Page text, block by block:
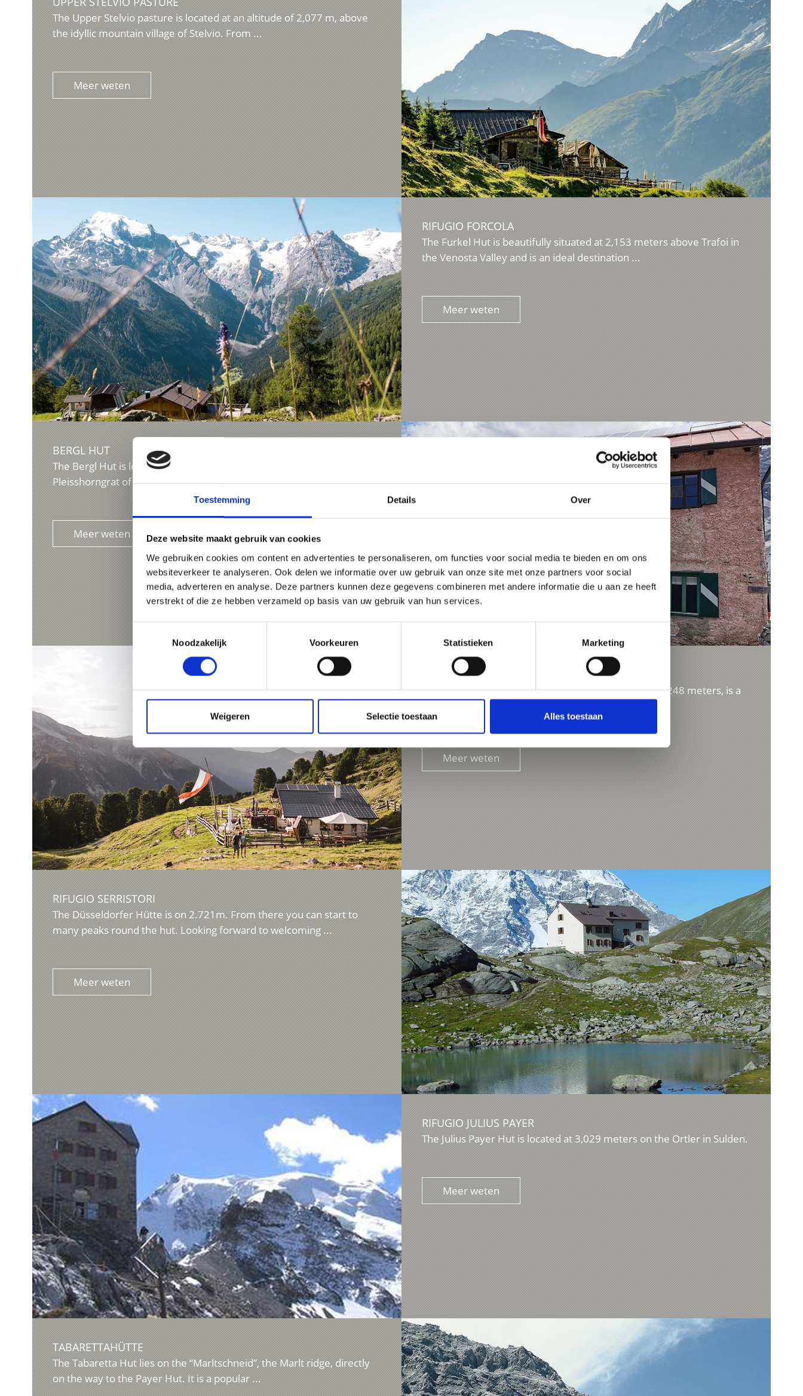
Toestemming Details Over
Deze website maakt gebruik van cookies
We gebruiken cookies om content en advertenties te personaliseren, om functies voor social media te bieden en om ons
websiteverkeer te analyseren. Ook delen we informatie over uw gebruik van onze site met onze partners voor social
media, adverteren en analyse. Deze partners kunnen deze gegevens combineren met andere informatie die u aan ze heeft
verstrekt of die ze hebben verzameld op basis van uw gebruik van hun services.
Noodzakelijk
Voorkeuren Statistieken Marketing
Weigeren Selectie toestaan Alles toestaan
The Upper Stelvio pasture is located at an altitude of 2,077 m, above
the idyllic mountain village of Stelvio. From ...
Meer weten
RIFUGIO FORCOLA
The Furkel Hut is beautifully situated at 2,153 meters above Trafoi in
the Venosta Valley and is an ideal destination ...
Meer weten
BERGL HUT
The Bergl Hut is located at an altitude of 2,188 m below the
Pleisshorngrat of the Ortler, in the heart of the Stelvio ...
Meer weten
KÄLBERALM/ MALGA VITELLI
The Kälberalm, located at an impressive altitude of 2,248 meters, is a
true gem in the picturesque landscape of Sulden. ...
Meer weten
RIFUGIO SERRISTORI
The Düsseldorfer Hütte is on 2.721m. From there you can start to
many peaks round the hut. Looking forward to welcoming ...
Meer weten
RIFUGIO JULIUS PAYER
The Julius Payer Hut is located at 3,029 meters on the Ortler in Sulden.
Meer weten
TABARETTAHÜTTE
The Tabaretta Hut lies on the “Marltschneid”, the Marlt ridge, directly
on the way to the Payer Hut. It is a popular ...